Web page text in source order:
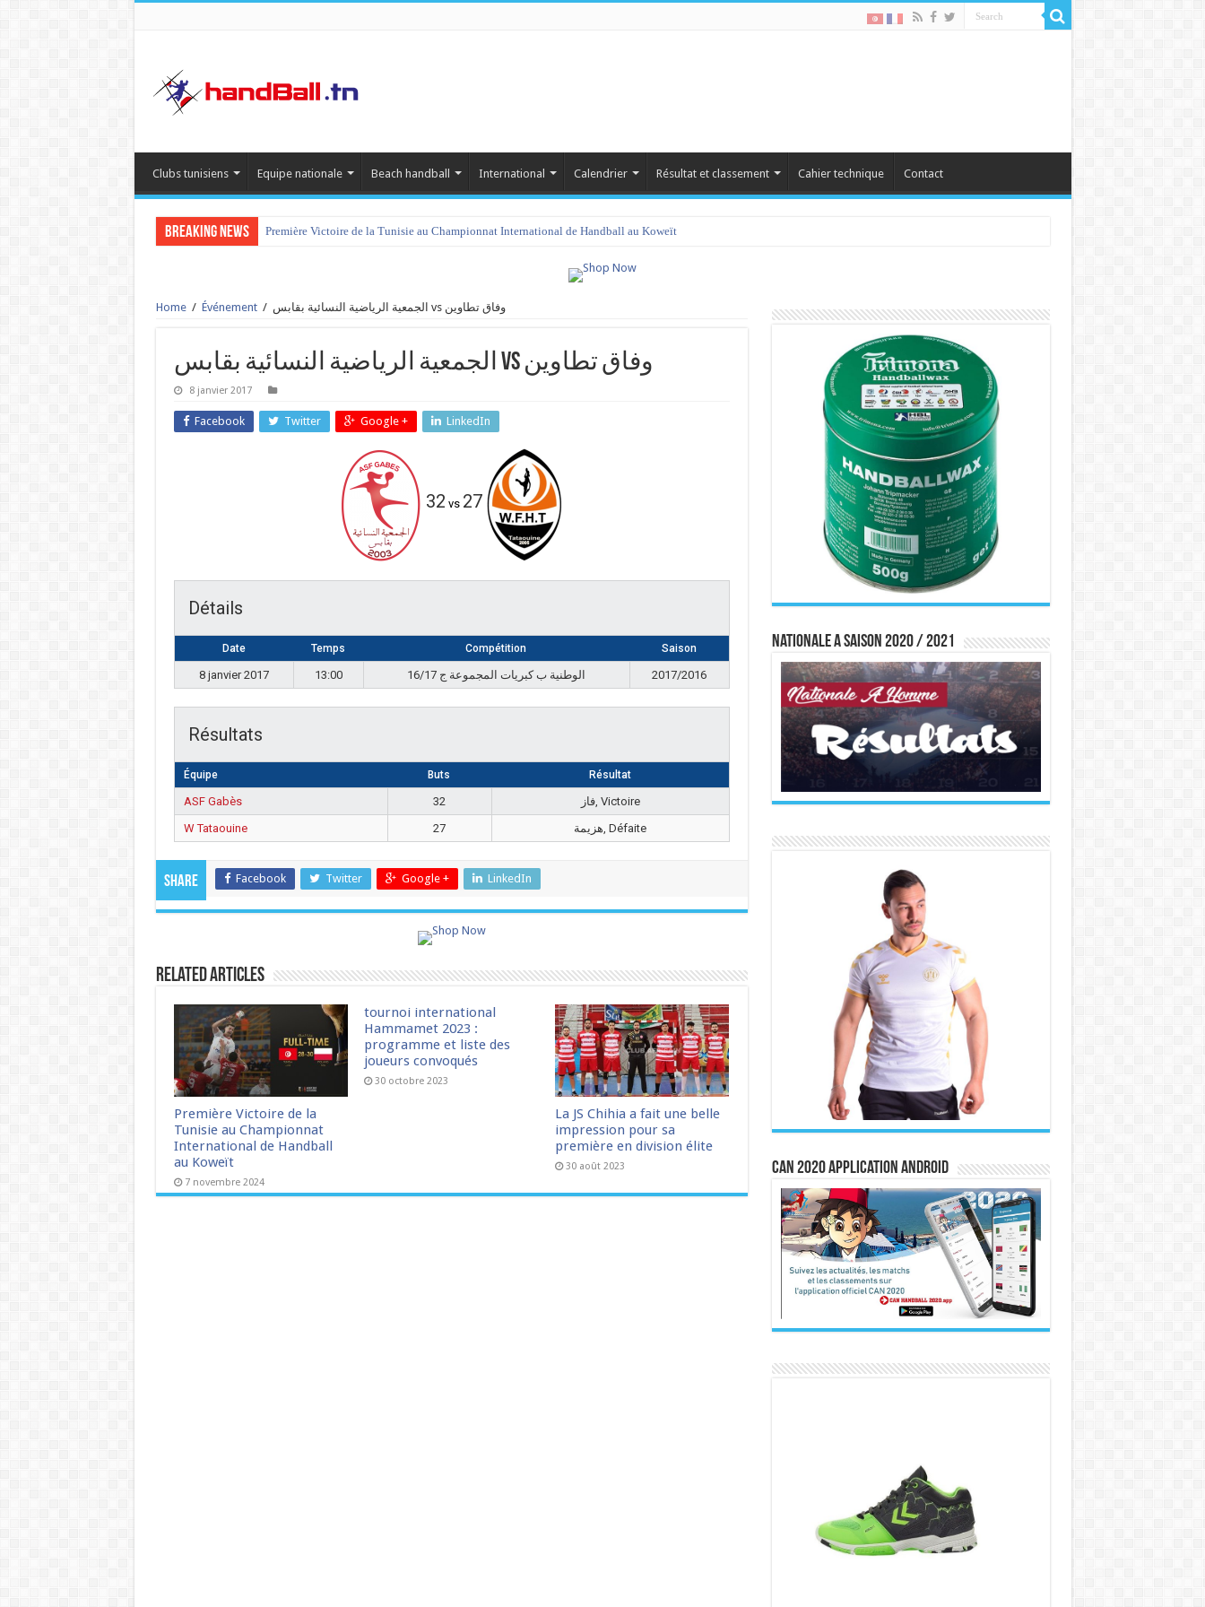
Clubs tunisiens Equipe nationale Beach handball International Calendrier Résultat et classement Cahier technique Contact
Breaking News Première Victoire de la Tunisie au Championnat International de Handball au Koweït
Home / Événement / الجمعية الرياضية النسائية بقابس vs وفاق تطاوين
الجمعية الرياضية النسائية بقابس vs وفاق تطاوين
8 janvier 2017
Facebook Twitter Google + LinkedIn
32 vs 27
Détails
Date Temps Compétition Saison
8 janvier 2017 13:00 الوطنية ب كبريات المجموعة ج 16/17 2017/2016
Résultats
Équipe Buts Résultat
ASF Gabès 32
فاز, Victoire
W Tataouine
27 هزيمة, Défaite
Share Facebook Twitter Google + LinkedIn
Related Articles
Première Victoire de la
Tunisie au Championnat
International de Handball
au Koweït
7 novembre 2024
tournoi international
Hammamet 2023 :
programme et liste des
joueurs convoqués
30 octobre 2023
La JS Chihia a fait une belle
impression pour sa
première en division élite
30 août 2023
Nationale A saison 2020 / 2021
CAN 2020 Application Android